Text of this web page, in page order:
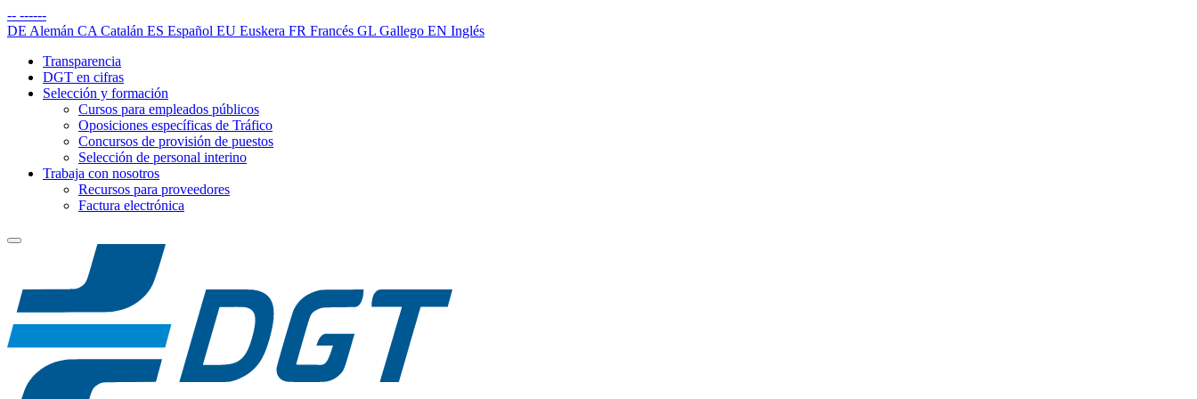
-- ------
DE Alemán CA Catalán ES Español EU Euskera FR Francés GL Gallego EN Inglés
Transparencia
DGT en cifras
Selección y formación
Cursos para empleados públicos
Oposiciones específicas de Tráfico
Concursos de provisión de puestos
Selección de personal interino
Trabaja con nosotros
Recursos para proveedores
Factura electrónica